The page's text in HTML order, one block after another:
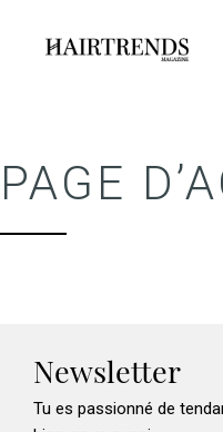
PAGE
Newsletter
Tu es passionné de